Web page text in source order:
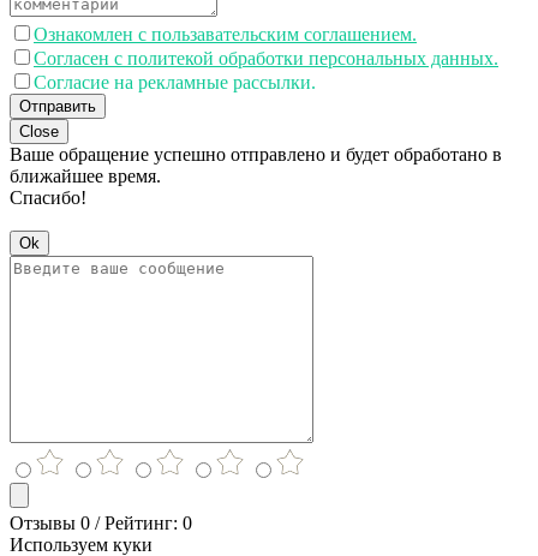
Ознакомлен с пользавательским соглашением.
Согласен с политекой обработки персональных данных.
Согласие на рекламные рассылки.
Отправить
Close
Ваше обращение успешно отправлено и будет обработано в
ближайшее время.
Спасибо!
Ok
Отзывы 0 / Рейтинг: 0
Используем куки